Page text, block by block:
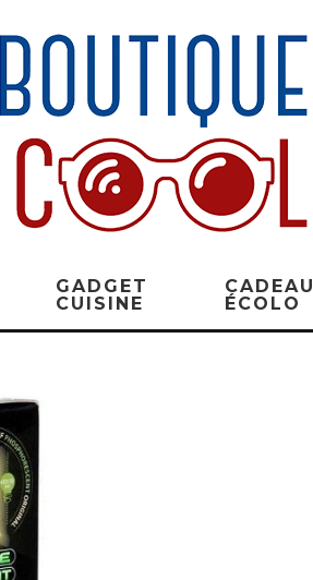
GADGET
CUISINE
CADEAU
ÉCOLO